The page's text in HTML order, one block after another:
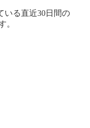
いる直近30日間の
。